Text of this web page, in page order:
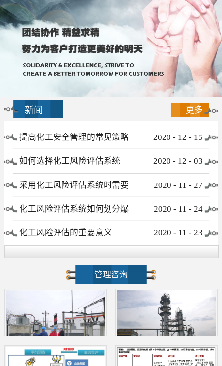
新闻 更多
提高化工安全管理的常见策略
有哪些
2020 - 12 - 15
如何选择化工风险评估系统 2020 - 12 - 03
采用化工风险评估系统时需要
注意哪些事项
2020 - 11 - 27
化工风险评估系统如何划分爆
炸危险区域
2020 - 11 - 24
化工风险评估的重要意义 2020 - 11 - 23
管理咨询